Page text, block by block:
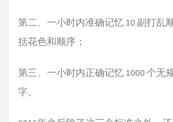
第二、一小时内准确记忆 10 副打乱
括花色和顺序；
第三、一小时内正确记忆 1000 个无
字。